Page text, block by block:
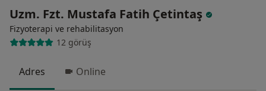
Uzm. Fzt. Mustafa Fatih Çetintaş
Fizyoterapi ve rehabilitasyon
12 görüş
Adres Online